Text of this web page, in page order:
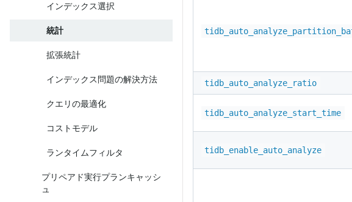
インデックス選択
統計
拡張統計
インデックス問題の解決方法
クエリの最適化
コストモデル
ランタイムフィルタ
プリペアド実行プランキャッシ
ュ
tidb_auto_analyze_ratio
tidb_auto_analyze_start_time
tidb_enable_auto_analyze